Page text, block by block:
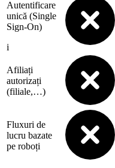
Autentificare
unică (Single
Sign-On)
i
Afiliați
autorizați
(filiale,…)
Fluxuri de
lucru bazate
pe roboți